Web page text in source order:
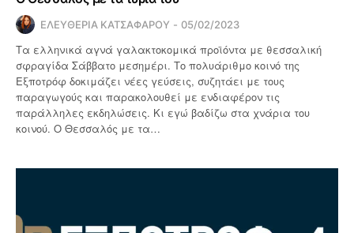
ΕΛΕΥΘΕΡΙΑ ΚΑΤΣΑΦΑΡΟΥ 05/02/2023
Τα ελληνικά αγνά γαλακτοκομικά προϊόντα με θεσσαλική
σφραγίδα Σάββατο μεσημέρι. Το πολυάριθμο κοινό της
Εξποτρόφ δοκιμάζει νέες γεύσεις, συζητάει με τους
παραγωγούς και παρακολουθεί με ενδιαφέρον τις
παράλληλες εκδηλώσεις. Κι εγώ βαδίζω στα χνάρια του
κοινού. Ο Θεσσαλός με τα…